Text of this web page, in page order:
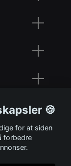
🍪
for at siden
forbedre